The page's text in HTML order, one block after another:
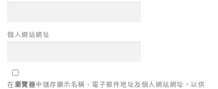
個人網站網址
在瀏覽器中儲存顯示名稱、電子郵件地址及個人網站網址，以供